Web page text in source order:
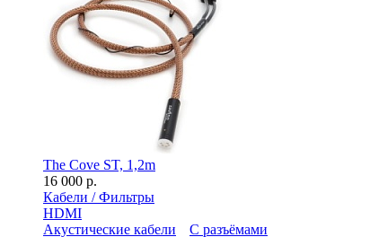
The Cove ST, 1,2m
16 000 р.
Кабели / Фильтры
HDMI
Акустические кабели
С разъёмами